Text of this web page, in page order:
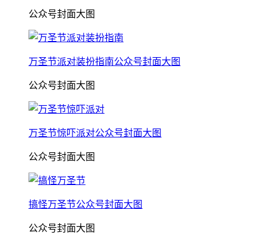
公众号封面大图
万圣节派对装扮指南公众号封面大图
公众号封面大图
万圣节惊吓派对公众号封面大图
公众号封面大图
搞怪万圣节公众号封面大图
公众号封面大图